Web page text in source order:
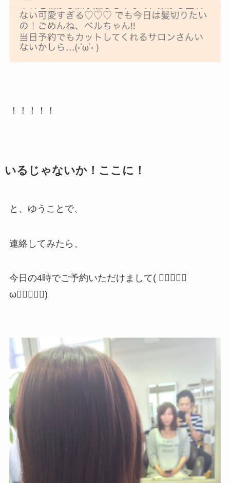
！！！！！
いるじゃないか！ここに！
と、ゆうことで、
連絡してみたら、
今日の4時でご予約いただけまして( ↂ⃙⃙⃚⃛
ωↂ⃙⃙⃚⃛)